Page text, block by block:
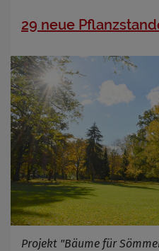
29 neue
Projekt "Bäume für